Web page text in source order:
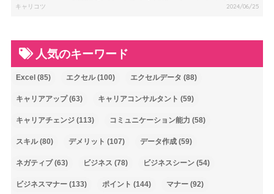
キャリコツ 2024/06/25
人気のキーワード
Excel (85) エクセル(100) エクセルデータ (88)
キャリアアップ(63) キャリアコンサルタント (59)
キャリアチェンジ(113) コミュニケーション能力 (58)
スキル(80) デメリット (107) データ作成(59)
ネガティブ(63) ビジネス (78) ビジネスシーン(54)
ビジネスマナー(133) ポイント (144) マナー(92)